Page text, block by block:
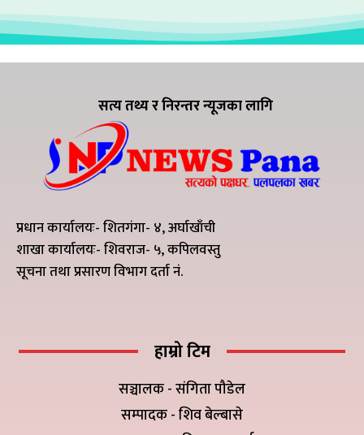
सत्य तथ्य र निरन्तर न्यूजका लागि
प्रधान कार्यालयः- शितगंगा- ४, अर्घाखाँची
शाखा कार्यालयः- शिवराज- ५, कपिलवस्तु
सूचना तथा प्रसारण विभाग दर्ता नं.
हाम्रो टिम
सञ्चालक - संगिता पौडेल
सम्पादक - शिव बेल्बासे